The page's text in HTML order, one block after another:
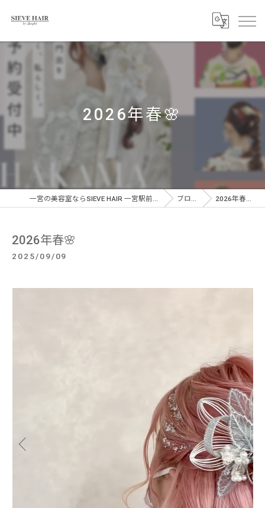
2026年春🌸
一宮の美容室ならSIEVE HAIR 一宮駅前店 ブログ 2026年春🌸
2026年春🌸
2025/09/09